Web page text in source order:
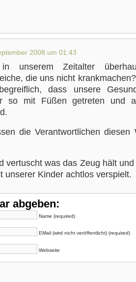
2008 um 01:43
unserem Zeitalter
die uns nicht
dass unsere
so mit Füßen getreten und
die Verantwortlichen diesen
vertuscht was das Zeug hält
unserer Kinder achtlos verspielt.
abgeben:
Name (required)
EMail (wird nicht veröffentlicht) (required)
Webseite